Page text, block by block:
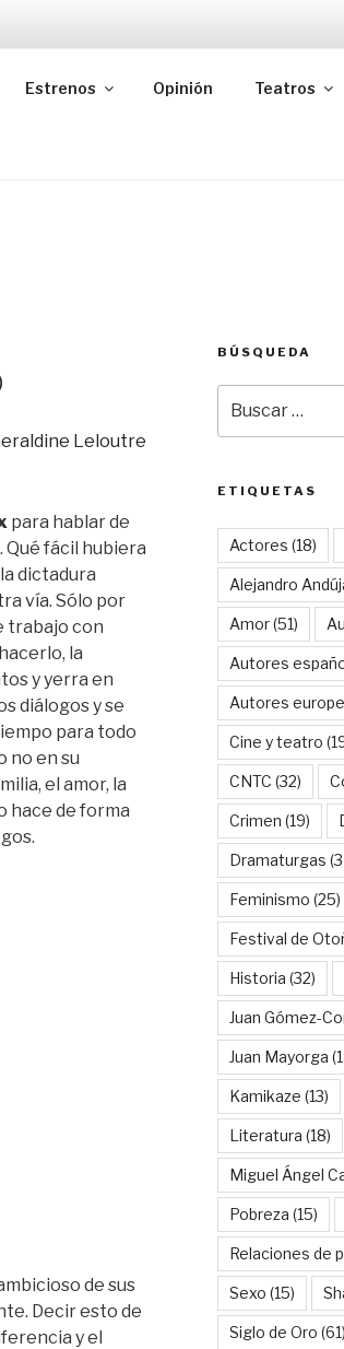
Estrenos Opinión Teatros
para hablar de
Qué fácil hubiera
dictadura
vía. Sólo por
trabajo con
la
y yerra en
diálogos y se
para todo
no en su
el amor, la
hace de forma
de sus
Decir esto de
y el
BÚSQUEDA
por:
ETIQUETAS
Actores (18)
Alejandro
Amor(51)
Autores
Autores
Cine y teatro
CNTC (32)
Crimen (19)
Dramaturgas
Feminismo (25)
Festival de
Historia (32)
Juan Gómez-
Juan Mayorga
Kamikaze (13)
Literatura (18)
Miguel Ángel
Pobreza (15)
Relaciones de
Sexo (15)
Siglo de Oro (61)